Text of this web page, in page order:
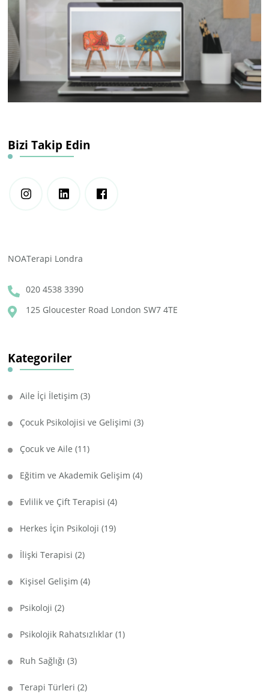
Bizi Takip Edin
NOATerapi Londra
020 4538 3390
125 Gloucester Road London SW7 4TE
Kategoriler
Aile İçi İletişim (3)
Çocuk Psikolojisi ve Gelişimi (3)
Çocuk ve Aile (11)
Eğitim ve Akademik Gelişim (4)
Evlilik ve Çift Terapisi (4)
Herkes İçin Psikoloji (19)
İlişki Terapisi (2)
Kişisel Gelişim (4)
Psikoloji (2)
Psikolojik Rahatsızlıklar (1)
Ruh Sağlığı (3)
Terapi Türleri (2)